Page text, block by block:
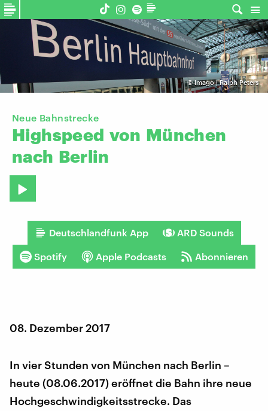
©Imago | Ralph Peters
Neue Bahnstrecke
Highspeed von München
nach Berlin
Deutschlandfunk App ARD Sounds
Spotify Apple Podcasts Abonnieren
08. Dezember 2017
In vier Stunden von München nach Berlin –
heute (08.06.2017) eröffnet die Bahn ihre neue
Hochgeschwindigkeitsstrecke. Das